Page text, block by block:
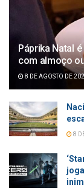
Páprika Natal
com almoço
8 DE AGOSTO DE
8